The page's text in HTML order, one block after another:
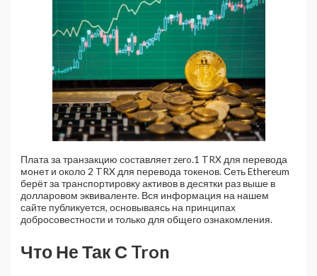
Плата за транзакцию составляет zero.1 TRX для перевода
монет и около 2 TRX для перевода токенов. Сеть Ethereum
берёт за транспортировку активов в десятки раз выше в
долларовом эквиваленте. Вся информация на нашем
сайте публикуется, основываясь на принципах
добросовестности и только для общего ознакомления.
Что Не Так С Tron